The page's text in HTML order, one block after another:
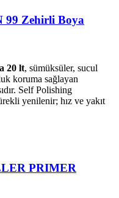
Zehirli Boya
20 lt, sümüksüler, sucul
koruma sağlayan
Self Polishing
yenilenir; hız ve yakıt
PRIMER